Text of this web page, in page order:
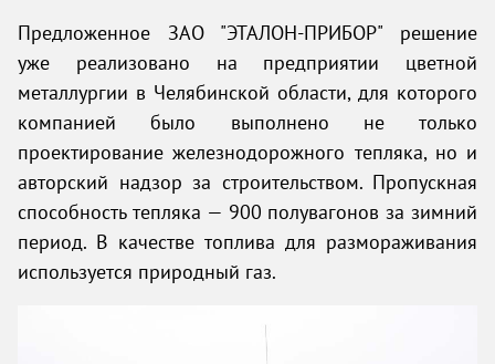
Предложенное ЗАО "ЭТАЛОН-ПРИБОР" решение
уже реализовано на предприятии цветной
металлургии в Челябинской области, для которого
компанией было выполнено не только
проектирование железнодорожного тепляка, но и
авторский надзор за строительством. Пропускная
способность тепляка — 900 полувагонов за зимний
период. В качестве топлива для размораживания
используется природный газ.